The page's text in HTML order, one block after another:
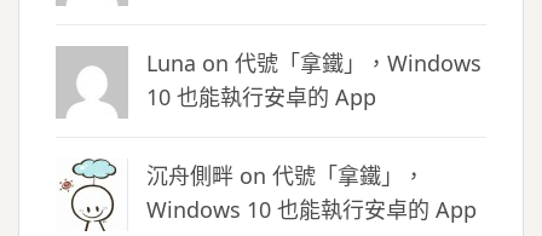
Luna on 代號「拿鐵」，Windows
10 也能執行安卓的 App
沉舟側畔 on 代號「拿鐵」，
Windows 10 也能執行安卓的 App